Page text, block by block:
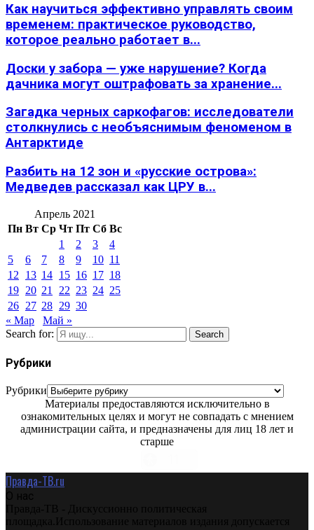
Как научиться эффективно управлять своим
временем: практическое руководство,
которое реально работает в...
Доски у забора — уже нарушение? Когда
дачника могут оштрафовать за хранение...
Загадка черных саркофагов: исследователи
столкнулись с необъяснимым феноменом в
Антарктиде
Разбить на 12 зон и «русские острова»:
Медведев рассказал как ЦРУ в...
Апрель 2021
Пн Вт Ср Чт Пт Сб Вс
1
2 3
4
5
6 7 8 9 10 11
12
13 14 15 16 17 18
19 20 21 22 23 24 25
26 27 28 29 30
« Мар
Май »
Search for:
Search
Рубрики
Рубрики
Материалы предоставляются исключительно в
ознакомительных целях и могут не совпадать с мнением
администрации сайта, и предназначены для лиц 18 лет и
старше
Правда-ТВ.ru
О нас
Правда-ТВ - Дискуссионно политическая
площадка.Использование материалов издания допускается